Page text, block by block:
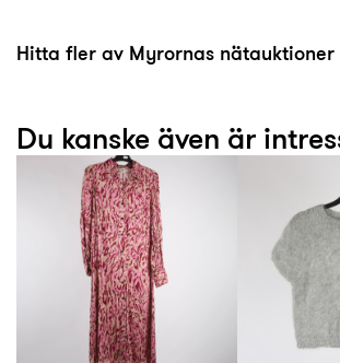
Hitta fler av Myrornas
Du kanske även är